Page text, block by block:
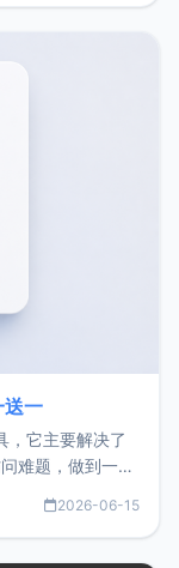
一
，它主要解决了
难题，做到一处
2026-06-15